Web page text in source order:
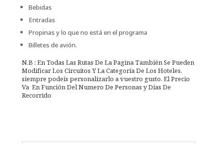
Bebidas
Entradas
Propinas y lo que no está en el programa
Billetes de avión.
N.B : En Todas Las Rutas De La Pagina También Se Pueden
Modificar Los Circuitos Y La Categoría De Los Hoteles,
siempre podeis personalizarlo a vuestro gusto. El Precio
Va En Función Del Numero De Personas y Días De
Recorrido